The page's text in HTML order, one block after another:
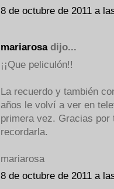
8 de octubre de 2011 a
mariarosadijo...
¡¡Que peliculón!!
La recuerdo y también
años le volví a ver en
primera vez. Gracias
recordarla.
mariarosa
8 de octubre de 2011 a